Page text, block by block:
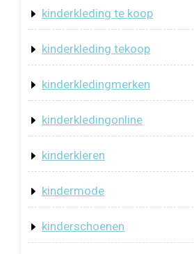
kinderkleding te koop
kinderkleding tekoop
kinderkledingmerken
kinderkledingonline
kinderkleren
kindermode
kinderschoenen